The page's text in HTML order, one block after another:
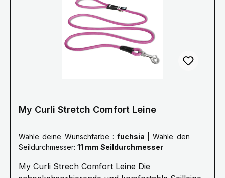
können. Darum hat Curli ein Seil entwickelt,
welches den Ruck beim Zurückhalten
maßgeblich reduziert. Kern und Mantel des Seils
sind flexibel. Das ist komfortabler für alle und
sichert dabei die Kommando-Übertragung.
My Curli Stretch Comfort Leine
Wähle deine Wunschfarbe : fuchsia
Seildurchmesser: 11 mm Seildurchmesser
My Curli Strech Comfort Leine Die